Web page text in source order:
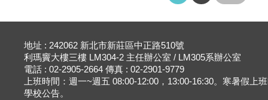
地址 : 242062 新北市新莊區中正路510號
利瑪竇大樓三樓 LM304-2 主任辦公室 / LM305系辦公室
電話 : 02-2905-2664 傳真 : 02-2901-9779
上班時間：週一~週五 08:00-12:00，13:00-16:30。寒暑假上
學校公告。